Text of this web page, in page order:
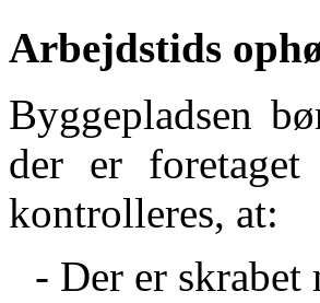
Arbejdstids
Byggepladsen
der er foretaget
kontrolleres, at:
- Der er skrabet